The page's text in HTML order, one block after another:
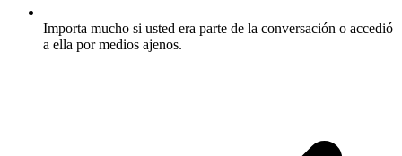
Importa mucho si usted era parte de la conversación o accedió
a ella por medios ajenos.